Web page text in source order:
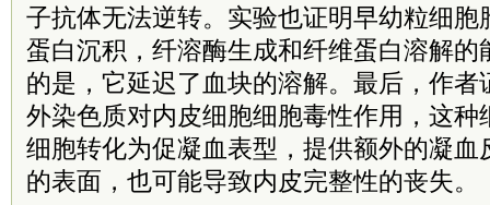
子抗体无法逆转。实验也证明早幼粒细胞
蛋白沉积，纤溶酶生成和纤维蛋白溶解的
的是，它延迟了血块的溶解。最后，作者
外染色质对内皮细胞细胞毒性作用，这种
细胞转化为促凝血表型，提供额外的凝血
的表面，也可能导致内皮完整性的丧失。